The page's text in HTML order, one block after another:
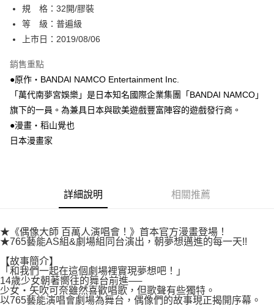
【「AFTEE先享後付」結帳流程】
１．於結帳方式選擇「AFTEE先享後付」後，將跳轉至「AFTEE先享後付」
結帳頁面，進行簡訊認證並確認金額後，即可完成結帳。
２．訂單成立數日內，您將收到繳費通知簡訊。
ATM／網路銀行／等多元方式進行付款，方視為交易完成。
※ 請注意：結帳手續完成當下不需立刻繳費，但若您需要取消訂單，請聯絡
購買商品的店家。未經商家同意取消之訂單仍視為有效，需透過AFTEE先享
後付繳納相關費用。
※ 交易是否成功請以「AFTEE先享後付 」之結帳頁面顯示為準，若有關於
是否繳費成功／繳費後需取消欲退款等相關疑問，請聯繫「AFTEE先享後付
權轉讓予恩沛科技股份有限公司。
２．關於個人資料處理事宜，請瀏覽以下網址：
https://aftee.tw/terms/#terms3
「AFTEE先享後付」，若未經同意申辦者引起之損失，本公司不負相關責
任。
４．使用「AFTEE先享後付」時，將依據個別帳號之用戶狀況，依本公司即
時審查核予不同之上限額度；若仍有額度不足之情形，本公司將視審查結果
請求用戶進行身份認證。
５．嚴禁一人註冊多個帳號或使用他人資訊註冊。若發現惡意使用之情形，
恩沛科技股份有限公司將有權停止該用戶之使用額度並採取法律行動。
每筆NT$80，滿NT$500(含以上)免運費
付款後全家取貨
每筆NT$80，滿NT$500(含以上)免運費
付款後萊爾富取貨
每筆NT$80，滿NT$500(含以上)免運費
付款後7-11取貨
每筆NT$80，滿NT$500(含以上)免運費
宅配
每筆NT$100，滿NT$800(含以上)免運費
國家/地區配送
規 格：32開/膠裝
等 級：普遍級
上市日：2019/08/06
銷售重點
●原作‧BANDAI NAMCO Entertainment Inc.
「萬代南夢宮娛樂」是日本知名國際企業集團「BANDAI NAMCO」
旗下的一員。為兼具日本與歐美遊戲豐富陣容的遊戲發行商。
●漫畫‧稻山覺也
日本漫畫家
詳細說明 相關推薦
★《偶像大師 百萬人演唱會！》首本官方漫畫登場！
★765藝能AS組&劇場組同台演出，朝夢想邁進的每一天!!
【故事簡介】
「和我們一起在這個劇場裡實現夢想吧！」
14歲少女朝著嚮往的舞台前進──
少女‧矢吹可奈雖然喜歡唱歌，但歌聲有些獨特。
以765藝能演唱會劇場為舞台，偶像們的故事現正揭開序幕。